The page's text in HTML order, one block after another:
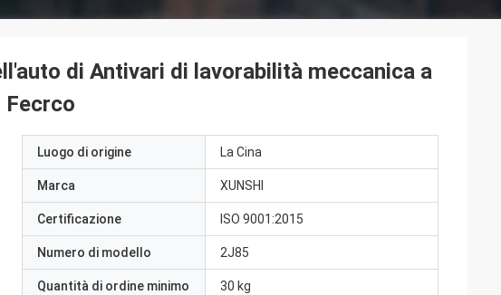
di Antivari di lavorabilità meccanica a
Fecrco
Luogo di origine La Cina
Marca XUNSHI
Certificazione ISO 9001:2015
Numero di modello 2J85
Quantità di ordine minimo 30 kg